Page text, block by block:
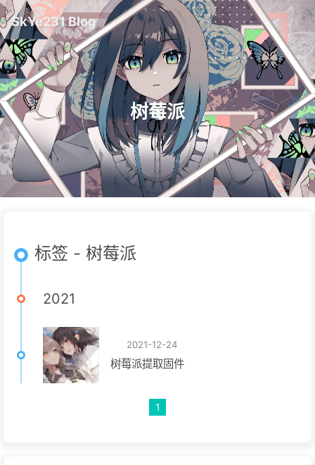
SkYe231 Blog
树莓派
标签 - 树莓派
2021
2021-12-24
树莓派提取固件
1